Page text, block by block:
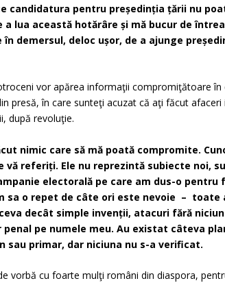
candidatura pentru președinția țării nu
lua această hotărâre și mă bucur de
demersul, deloc ușor, de a ajunge
vor apărea informaţii compromiţătoare în
presă, în care sunteţi acuzat că aţi făcut afaceri
după revoluţie.
nimic care să mă poată compromite.
referiți. Ele nu reprezintă subiecte noi,
electorală pe care am dus-o pentru
sa o repet de câte ori este nevoie – toate
decât simple invenții, atacuri fără
pe numele meu. Au existat câteva
sau primar, dar niciuna nu s-a verificat.
vorbă cu foarte mulţi români din diaspora,